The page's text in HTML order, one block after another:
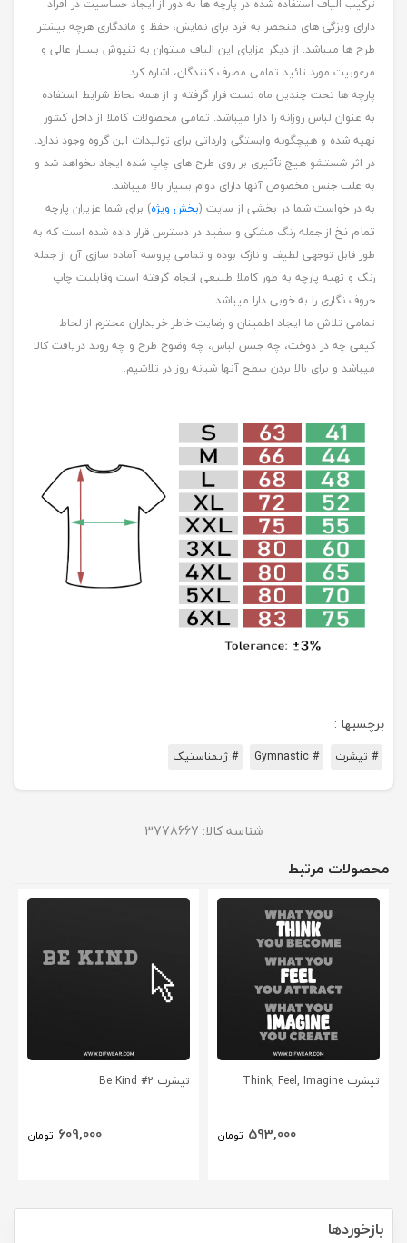
ترکیب الیاف استفاده شده در پارچه ها به دور از ایجاد حساسیت در افراد
دارای ویژگی های منحصر به فرد برای نمایش، حفظ و ماندگاری هرچه بیشتر
طرح ها میباشد. از دیگر مزایای این الیاف میتوان به تنپوش بسیار عالی و
مرغوبیت مورد تائید تمامی مصرف کنندگان، اشاره کرد.
پارچه ها تحت چندین ماه تست قرار گرفته و از همه لحاظ شرایط استفاده
به عنوان لباس روزانه را دارا میباشد. تمامی محصولات کاملا از داخل کشور
تهیه شده و هیچگونه وابستگی وارداتی برای تولیدات این گروه وجود ندارد.
در اثر شستشو هیچ تٱثیری بر روی طرح های چاپ شده ایجاد نخواهد شد و
به علت جنس مخصوص آنها دارای دوام بسیار بالا میباشد.
به در خواست شما در بخشی از سایت (بخش ویژه) برای شما عزیزان پارچه
تمام نخ از جمله رنگ مشکی و سفید در دسترس قرار داده شده است که به
طور قابل توجهی لطیف و نازک بوده و تمامی پروسه آماده سازی آن از جمله
رنگ و تهیه پارچه به طور کاملا طبیعی انجام گرفته است وقابلیت چاپ
حروف نگاری را به خوبی دارا میباشد.
تمامی تلاش ما ایجاد اطمینان و رضایت خاطر خریداران محترم از لحاظ
کیفی چه در دوخت، چه جنس لباس، چه وضوح طرح و چه روند دریافت کالا
میباشد و برای بالا بردن سطح آنها شبانه روز در تلاشیم.
برچسبها :
# تیشرت # Gymnastic # ژیمناستیک
شناسه کالا: 3778667
محصولات مرتبط
تیشرت Think, Feel, Imagine
593,000 تومان
تیشرت Be Kind #2
609,000 تومان
بازخوردها